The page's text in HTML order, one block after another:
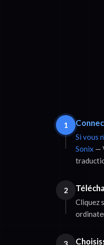
1
Si vous
Sonix —
2
Cliquez